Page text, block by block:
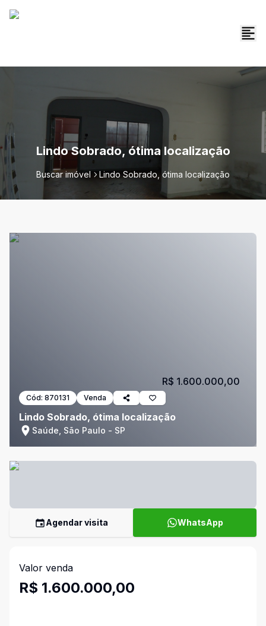
Lindo Sobrado, ótima localização
Buscar imóvel Lindo Sobrado, ótima localização
Cód: 870131 Venda
Lindo Sobrado, ótima localização
Saúde, São Paulo - SP
R$ 1.600.000,00
Agendar visita WhatsApp
Valor venda
R$ 1.600.000,00